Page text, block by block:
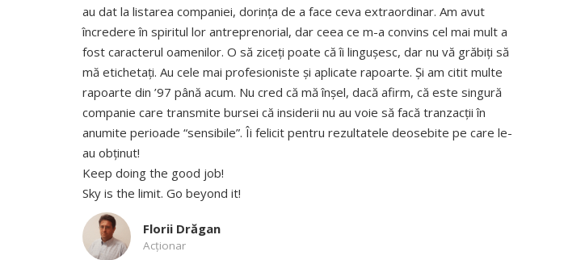
au dat la listarea companiei, dorința de a face ceva extraordinar. Am avut
încredere în spiritul lor antreprenorial, dar ceea ce m-a convins cel mai mult a
fost caracterul oamenilor. O să ziceți poate că îi lingușesc, dar nu vă grăbiți să
mă etichetați. Au cele mai profesioniste și aplicate rapoarte. Și am citit multe
rapoarte din ’97 până acum. Nu cred că mă înșel, dacă afirm, că este singură
companie care transmite bursei că insiderii nu au voie să facă tranzacții în
anumite perioade “sensibile”. Îi felicit pentru rezultatele deosebite pe care le-
au obținut!
Keep doing the good job!
Sky is the limit. Go beyond it!
Florii Drăgan
Acționar